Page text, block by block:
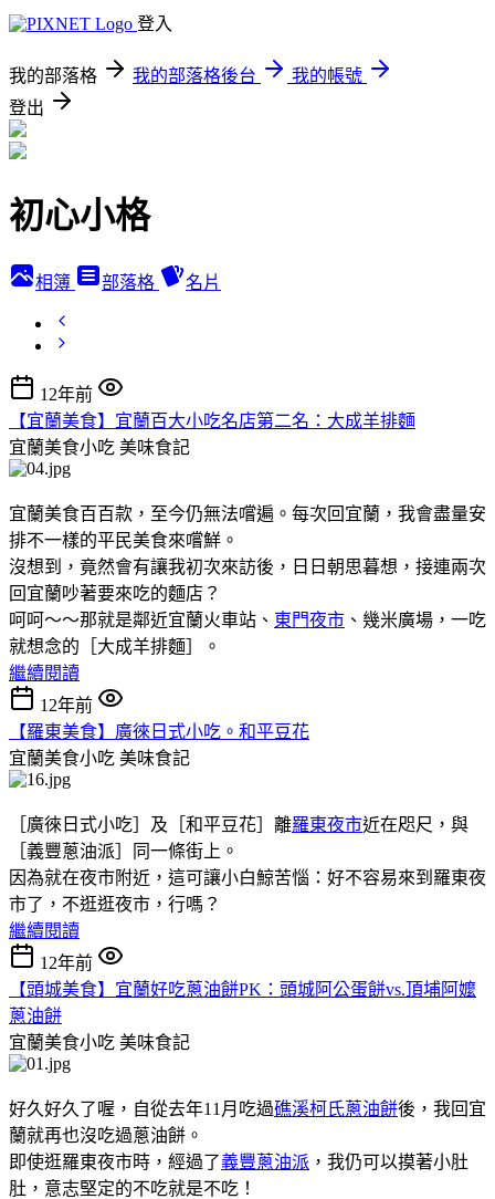
登入
我的部落格 我的部落格後台
我的帳號
登出
初心小格
相簿 部落格 名片
12年前
【宜蘭美食】宜蘭百大小吃名店第二名：大成羊排麵
宜蘭美食小吃 美味食記
宜蘭美食百百款，至今仍無法嚐遍。每次回宜蘭，我會盡量安
排不一樣的平民美食來嚐鮮。
沒想到，竟然會有讓我初次來訪後，日日朝思暮想，接連兩次
回宜蘭吵著要來吃的麵店？
呵呵～～那就是鄰近宜蘭火車站、 東門夜市 、幾米廣場，一吃
就想念的［大成羊排麵］。
繼續閱讀
12年前
【羅東美食】廣徠日式小吃。和平豆花
宜蘭美食小吃 美味食記
［廣徠日式小吃］及［和平豆花］離羅東夜市近在咫尺，與
［義豐蔥油派］同一條街上。
因為就在夜市附近，這可讓小白鯨苦惱：好不容易來到羅東夜
市了，不逛逛夜市，行嗎？
繼續閱讀
12年前
【頭城美食】宜蘭好吃蔥油餅PK：頭城阿公蛋餅vs.頂埔阿嬤
蔥油餅
宜蘭美食小吃 美味食記
好久好久了喔，自從去年11月吃過礁溪柯氏蔥油餅後，我回宜
蘭就再也沒吃過蔥油餅。
即使逛羅東夜市時，經過了義豐蔥油派 ，我仍可以摸著小肚
肚，意志堅定的不吃就是不吃！